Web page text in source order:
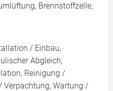
Brennstoffzelle,
/ Einbau,
Abgleich,
Reinigung /
Verpachtung, Wartung /